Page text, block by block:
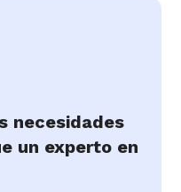
necesidades
un experto en